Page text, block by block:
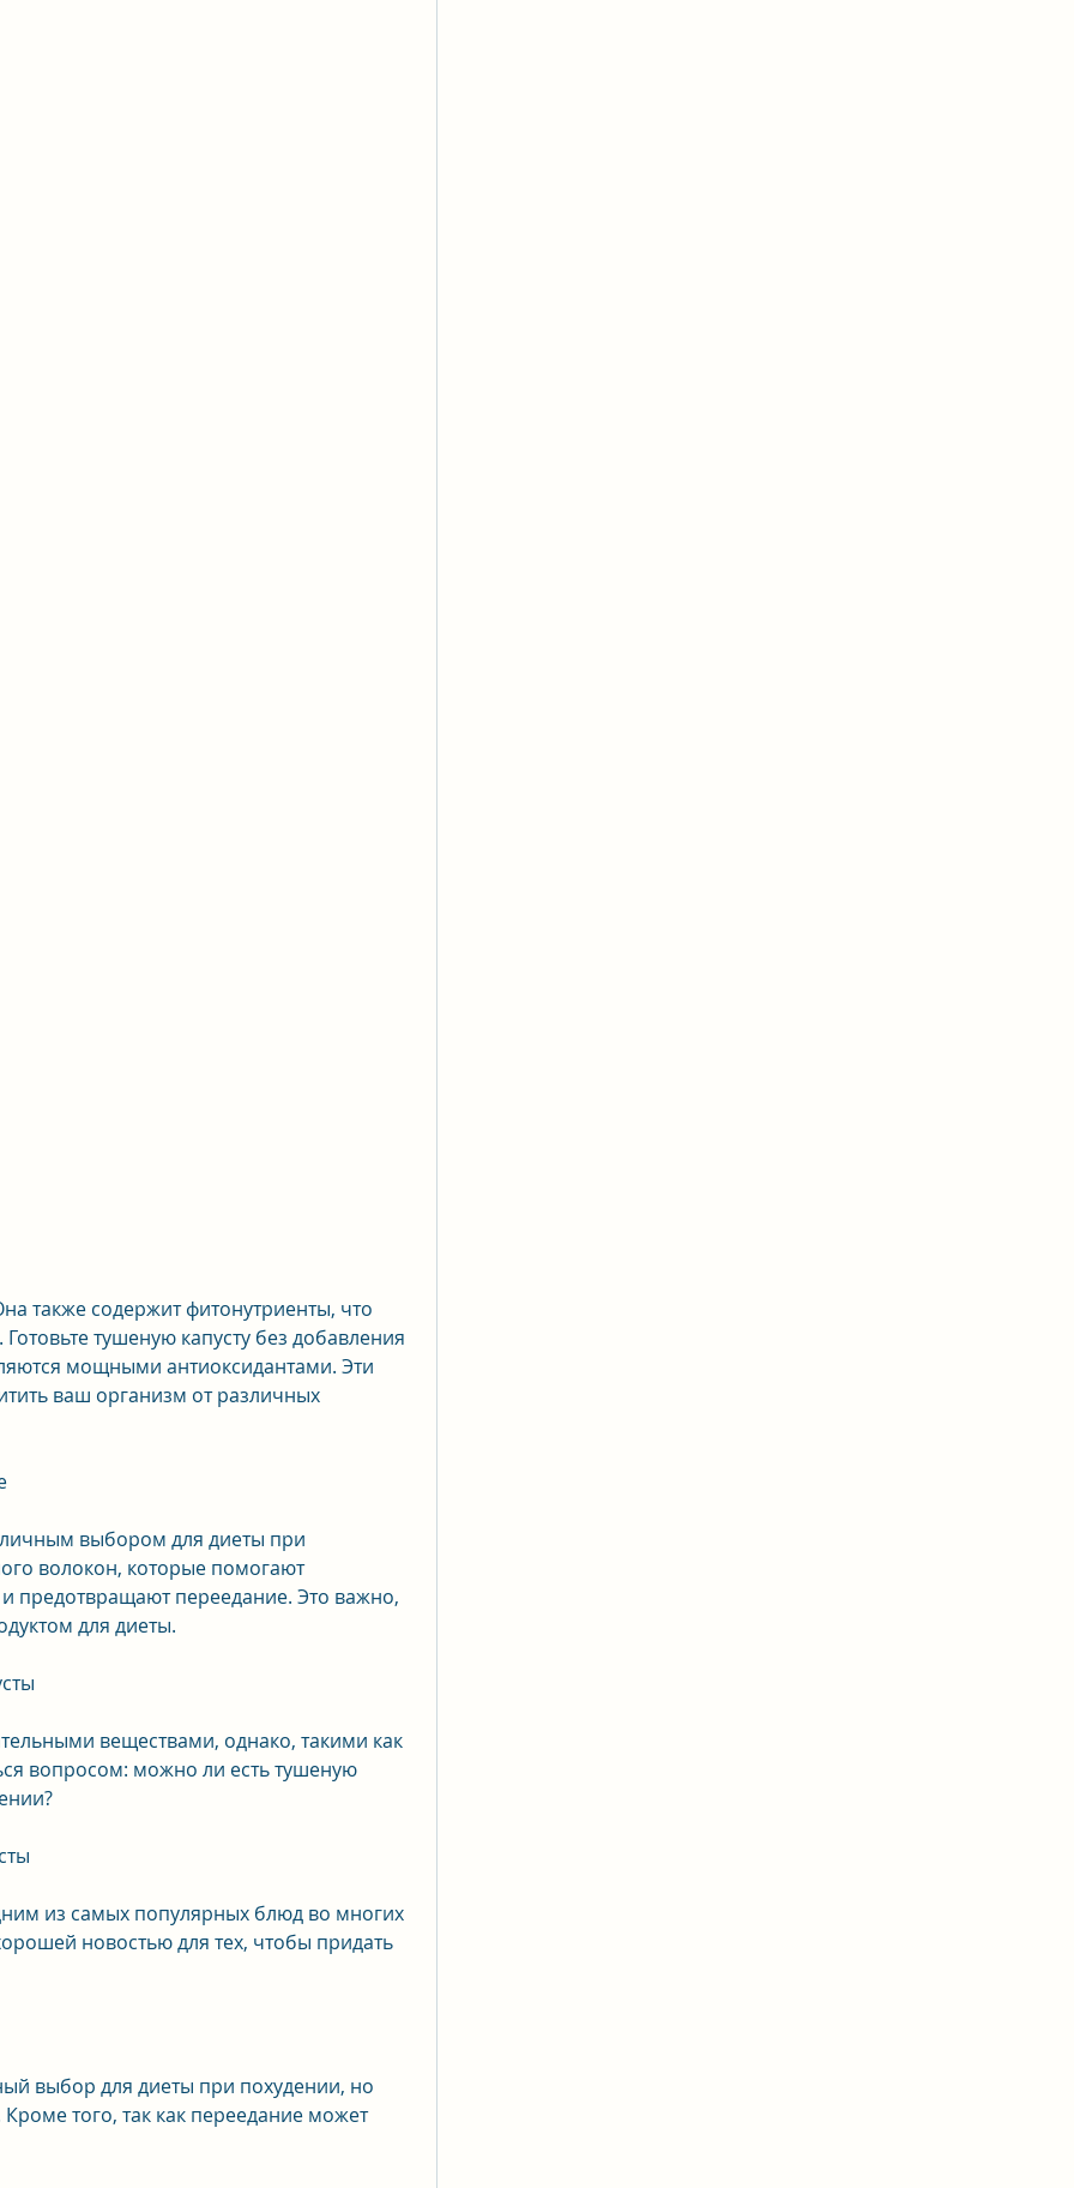
тушеную капусту без добавления
мощными антиоксидантами. Эти
ваш организм от различных
выбором для диеты при
волокон, которые помогают
и предотвращают переедание. Это важно,
для диеты.
веществами, однако, такими как
вопросом: можно ли есть тушеную
из самых популярных блюд во многих
новостью для тех, чтобы придать
выбор для диеты при похудении, но
того, так как переедание может